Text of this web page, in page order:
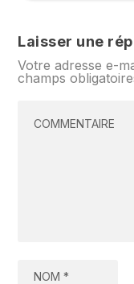
Laisser une
Votre adresse e-
champs